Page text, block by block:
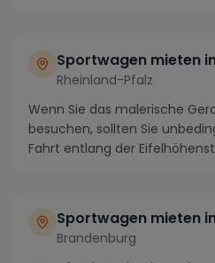
Sportwagen mieten
Rheinland-Pfalz
Wenn Sie das malerische
besuchen, sollten Sie
Fahrt entlang der
Sportwagen mieten
Brandenburg